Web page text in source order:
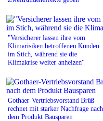
"Versicherer lassen ihre vom
Klimarisiken betroffenen Kunden
im Stich, während sie die
Klimakrise weiter anheizen"
Gothaer-Vertriebsvorstand Brüß
rechnet mit starker Nachfrage nach
dem Produkt Bausparen